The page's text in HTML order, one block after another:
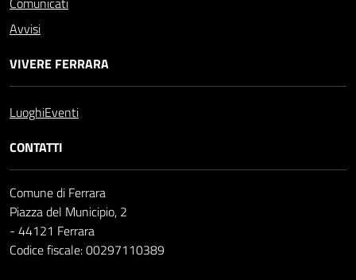
Avvisi
VIVERE FERRARA
LuoghiEventi
CONTATTI
Comune di Ferrara
Piazza del Municipio, 2
- 44121 Ferrara
Codice fiscale: 00297110389